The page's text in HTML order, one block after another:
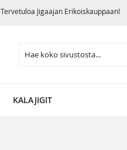
Tervetuloa Jigaajan Erikoiskauppaan!
KALAJIGIT